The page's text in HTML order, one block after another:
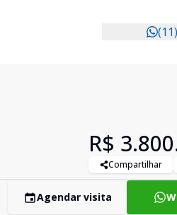
R$
Compartilhar
Agendar visita